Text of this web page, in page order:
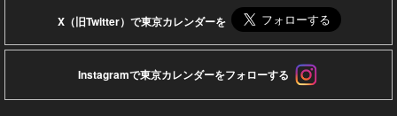
X（旧Twitter）で東京カレンダーを
Instagramで東京カレンダーをフォローする